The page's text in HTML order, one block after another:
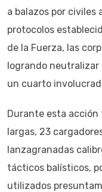
a balazos por civiles
protocolos
de la Fuerza, las
logrando neutralizar
un cuarto
Durante esta acción
largas, 23
lanzagranadas
tácticos balísticos,
utilizados